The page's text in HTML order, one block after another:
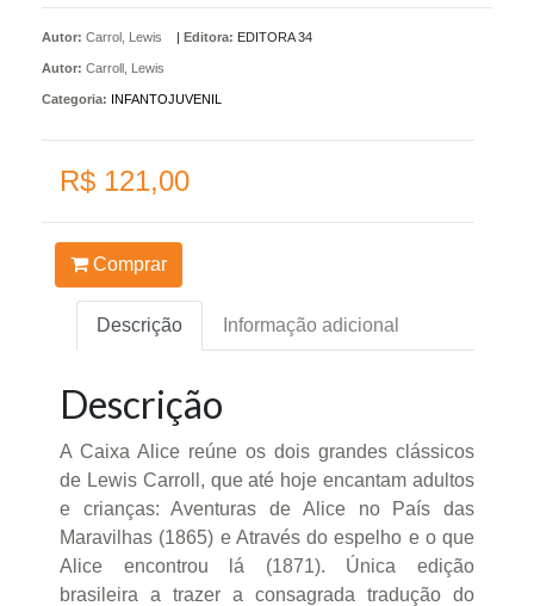
Autor: Carrol, Lewis
Autor: Carroll, Lewis
| Editora: EDITORA 34
Categoria: INFANTOJUVENIL
R$ 121,00
Comprar
Descrição Informação adicional
Descrição
A Caixa Alice reúne os dois grandes clássicos
de Lewis Carroll, que até hoje encantam adultos
e crianças: Aventuras de Alice no País das
Maravilhas (1865) e Através do espelho e o que
Alice encontrou lá (1871). Única edição
brasileira a trazer a consagrada tradução do